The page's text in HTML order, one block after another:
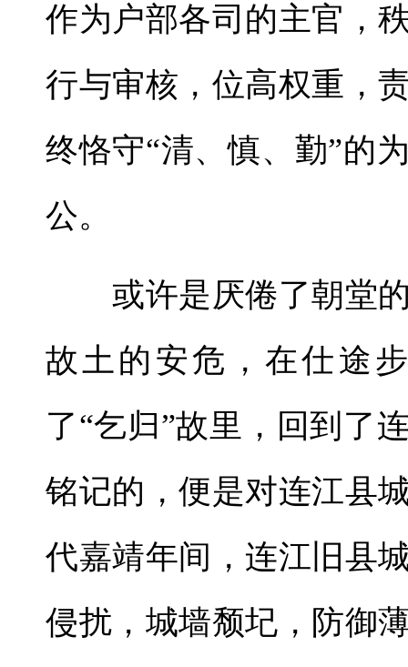
作为户部各司的主官，
行与审核，位高权重，
终恪守“清、慎、勤”的
公。
或许是厌倦了朝堂的
故土的安危，在仕途
了“乞归”故里，回到了
铭记的，便是对连江县
代嘉靖年间，连江旧县
侵扰，城墙颓圮，防御